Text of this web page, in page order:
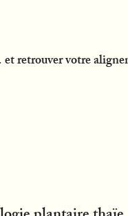
retrouver votre